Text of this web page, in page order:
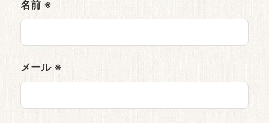
名前 ※
メール ※